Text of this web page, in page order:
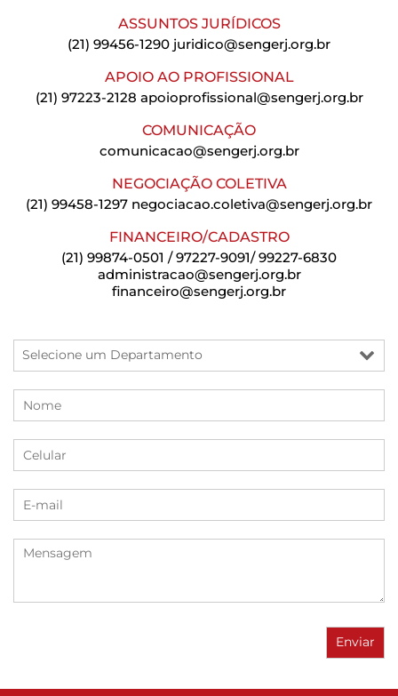
ASSUNTOS JURÍDICOS
(21) 99456-1290 juridico@sengerj.org.br
APOIO AO PROFISSIONAL
(21) 97223-2128 apoioprofissional@sengerj.org.br
COMUNICAÇÃO
comunicacao@sengerj.org.br
NEGOCIAÇÃO COLETIVA
(21) 99458-1297 negociacao.coletiva@sengerj.org.br
FINANCEIRO/CADASTRO
(21) 99874-0501 / 97227-9091/ 99227-6830
administracao@sengerj.org.br
financeiro@sengerj.org.br